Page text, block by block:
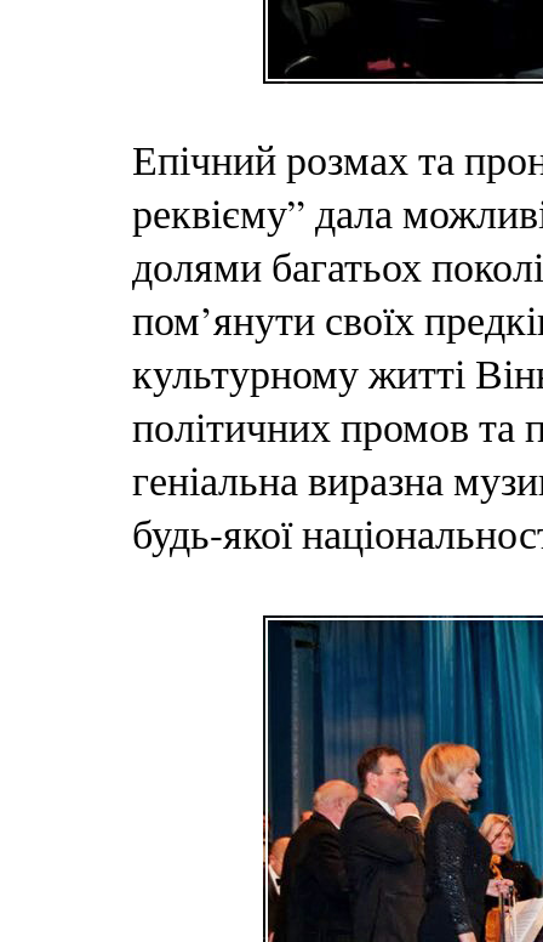
Епічний розмах та
реквієму” дала
долями багатьох
пом’янути своїх
культурному житті
політичних промов та
геніальна виразна
будь-якої